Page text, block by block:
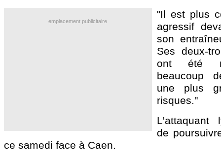
emplacement publicitaire
"Il est plus
agressif
son
Ses deux-
ont été
beaucoup
une plus
risques."
L'attaquant
de
ce samedi face à Caen.